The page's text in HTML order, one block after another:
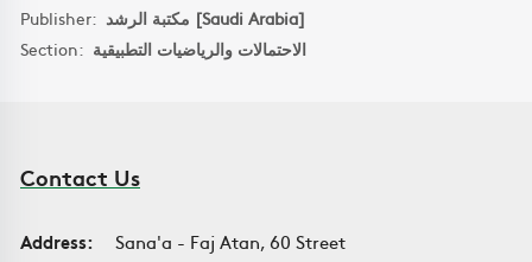
Publisher:
مكتبة الرشد [Saudi Arabia]
Section: الاحتمالات والرياضيات التطبيقية
Contact Us
Address:
Sana'a - Faj Atan, 60 Street